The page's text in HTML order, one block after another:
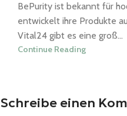
BePurity ist bekannt für
entwickelt ihre Produkte
Vital24 gibt es eine groß...
Continue Reading
Schreibe einen